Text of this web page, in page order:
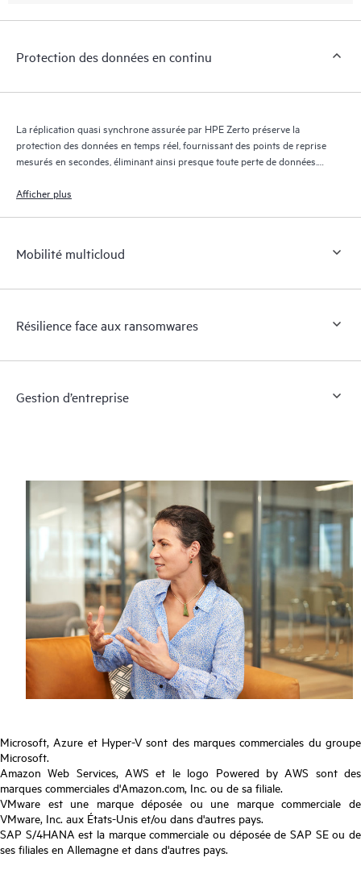
Protection des données en continu
La réplication quasi synchrone assurée par HPE Zerto préserve la
protection des données en temps réel, fournissant des points de reprise
mesurés en secondes, éliminant ainsi presque toute perte de données.
reprise pendant 30 jours maximum, offrant une reprise granulaire et
Afficher plus
Mobilité multicloud
Résilience face aux ransomwares
Gestion d’entreprise
Microsoft, Azure et Hyper-V sont des marques commerciales du groupe
Microsoft.
Amazon Web Services, AWS et le logo Powered by AWS sont des
marques commerciales d'Amazon.com, Inc. ou de sa filiale.
VMware est une marque déposée ou une marque commerciale de
VMware, Inc. aux États-Unis et/ou dans d'autres pays.
SAP S/4HANA est la marque commerciale ou déposée de SAP SE ou de
ses filiales en Allemagne et dans d'autres pays.